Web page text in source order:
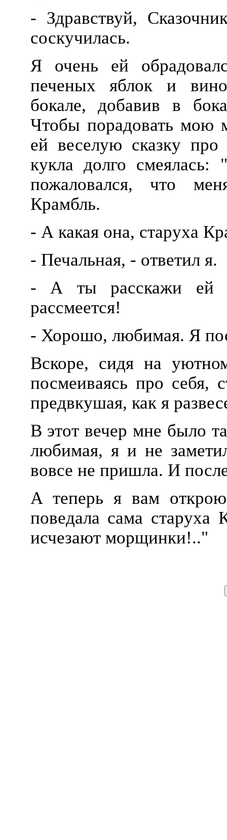
- Здравствуй,
соскучилась.
Я очень ей
печеных яблок и
бокале, добавив в
Чтобы порадовать мою
ей веселую сказку
кукла долго
пожаловался, что
Крамбль.
- А какая она, старуха
- Печальная, - ответил я.
- А ты расскажи ей
рассмеется!
- Хорошо, любимая. Я
Вскоре, сидя на
посмеиваясь про себя,
предвкушая, как я
В этот вечер мне было
любимая, я и не
вовсе не пришла. И
А теперь я вам
поведала сама
исчезают морщинки!.."